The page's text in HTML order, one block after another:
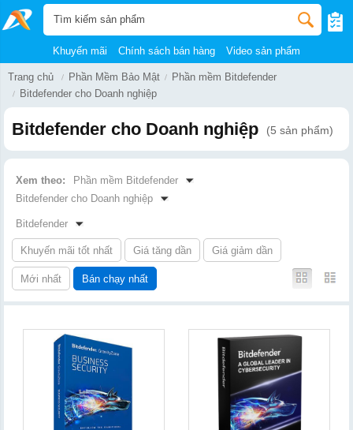
Khuyến mãi Chính sách bán hàng Video sản phẩm
Trang chủ Phần Mềm Bảo Mật
Phần mềm Bitdefender
Bitdefender cho Doanh nghiệp
Bitdefender cho Doanh nghiệp (5 sản phẩm)
Xem theo:
Phần mềm Bitdefender
Bitdefender cho Doanh nghiệp
Bitdefender
Khuyến mãi tốt nhất Giá tăng dần Giá giảm dần
Mới nhất Bán chạy nhất